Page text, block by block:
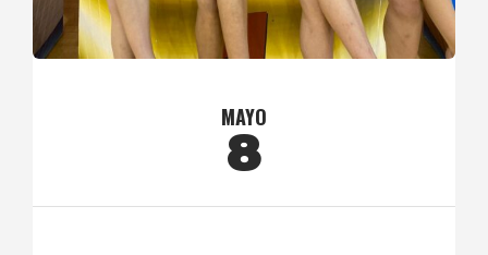
MAYO
8